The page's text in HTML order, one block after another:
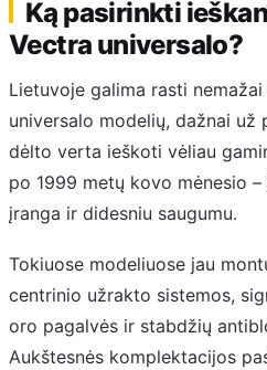
Ką pasirinkti
Vectra universalo?
Lietuvoje galima rasti
universalo modelių, dažnai už
dėlto verta ieškoti vėliau
po 1999 metų kovo mėnesio
įranga ir didesniu saugumu.
Tokiuose modeliuose jau
centrinio užrakto sistemos,
oro pagalvės ir stabdžių
Aukštesnės komplektacijos